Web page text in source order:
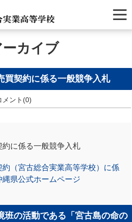
カイブ
買契約に係る一般競争入札
メント(0)
に係る一般競争入札
（宮古総合実業高等学校）に係
県公式ホームページ
班の活動である「宮古島の命の